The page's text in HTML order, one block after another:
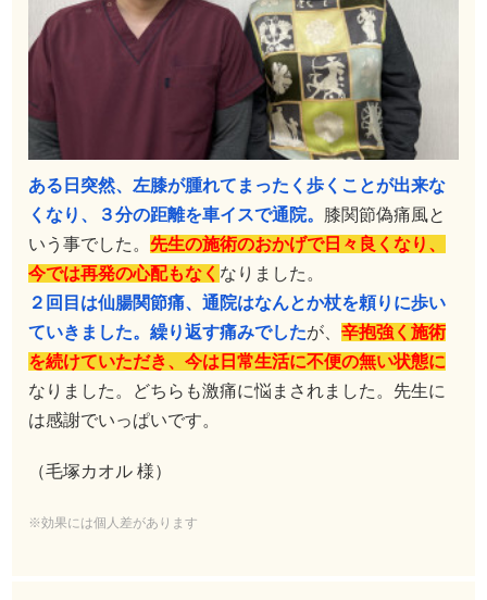
ある日突然、左膝が腫れてまったく歩くことが出来な
くなり、３分の距離を車イスで通院。 膝関節偽痛風と
いう事でした。 先生の施術のおかげで日々良くなり、
今では再発の心配もなく なりました。
２回目は仙腸関節痛、通院はなんとか杖を頼りに歩い
ていきました。繰り返す痛みでしたが、 辛抱強く施術
を続けていただき、今は日常生活に不便の無い状態に
なりました。どちらも激痛に悩まされました。先生に
は感謝でいっぱいです。
（毛塚カオル 様）
※効果には個人差があります